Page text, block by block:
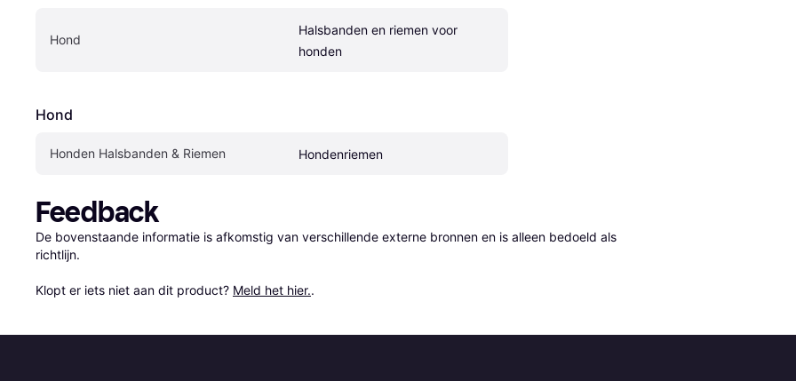
Hond
Halsbanden en riemen voor
honden
Hond
Honden Halsbanden & Riemen Hondenriemen
Feedback
De bovenstaande informatie is afkomstig van verschillende externe bronnen en is alleen bedoeld als
richtlijn.
Klopt er iets niet aan dit product? Meld het hier..